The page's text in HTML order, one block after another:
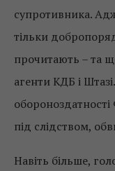
супротивника.
тільки
прочитають – та
агенти КДБ і
під слідством,
Навіть більше,